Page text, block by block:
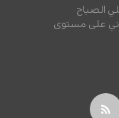
الصباح
على مستوى